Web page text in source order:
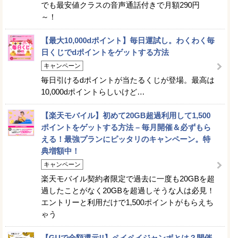
でも最安値クラスの音声通話付きで月額290円
～！
【最大10,000dポイント】毎日運試し。わくわく毎
日くじでdポイントをゲットする方法
キャンペーン
毎日引けるdポイントが当たるくじが登場。最高は
10,000dポイントらしいけど…
【楽天モバイル】初めて20GB超過利用して1,500
ポイントをゲットする方法 – 毎月開催＆必ずもら
える！最強プランにピッタリのキャンペーン。特
典増額中！
キャンペーン
楽天モバイル契約者限定で過去に一度も20GBを超
過したことがなく20GBを超過しそうな人は必見！
エントリーと利用だけで1,500ポイントがもらえち
ゃう